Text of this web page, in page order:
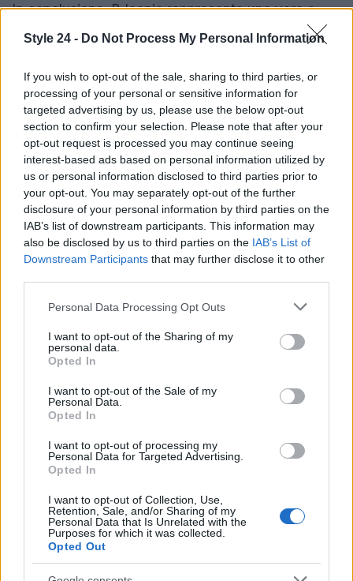
Style 24 - Do Not Process My Personal Information
If you wish to opt-out of the sale, sharing to third parties, or
processing of your personal or sensitive information for
targeted advertising by us, please use the below opt-out
section to confirm your selection. Please note that after your
opt-out request is processed you may continue seeing
interest-based ads based on personal information utilized by
us or personal information disclosed to third parties prior to
your opt-out. You may separately opt-out of the further
disclosure of your personal information by third parties on the
IAB’s list of downstream participants. This information may
also be disclosed by us to third parties on the IAB’s List of
Downstream Participants that may further disclose it to other
Please note that this website/app uses one or more Google
not limited to your visit or usage behaviour. You may click to
grant or deny consent to Google and its third-party tags to
use your data for below specified purposes in below Google
consent section.
Personal Data Processing Opt Outs
I want to opt-out of the Sharing of my
personal data.
Opted In
I want to opt-out of the Sale of my
Personal Data.
Opted In
I want to opt-out of processing my
Personal Data for Targeted Advertising.
Opted In
I want to opt-out of Collection, Use,
Retention, Sale, and/or Sharing of my
Personal Data that Is Unrelated with the
Purposes for which it was collected.
Opted Out
In conclusione, B-Iconic rappresenta una vera e
propriarivoluzione
nel panorama della moda. Se
assolutamente perderti questo evento. Preparati a
vivere un’esperienza unica che cambierà il tuo
modo di vedere la moda per sempre! Sei pronto a
vivere tutto questo? 🔥✨
AUTORE
Staff